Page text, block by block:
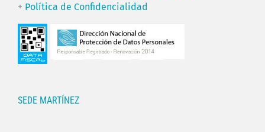
+ Política de Confidencialidad
SEDE MARTÍNEZ